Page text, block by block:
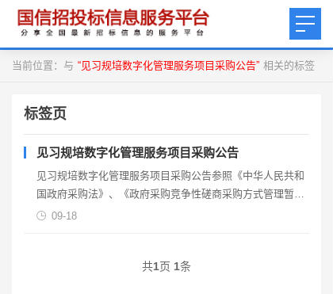
当前位置：与 “见习规培数字化管理服务项目采购公告” 相关的标签
标签页
见习规培数字化管理服务项目采购公告
见习规培数字化管理服务项目采购公告参照《中华人民共和
国政府采购法》、《政府采购竞争性磋商采购方式管理暂行
办法》的相关规定；受委托就见习规培数字化管理服务项目
09-18
共1页 1条